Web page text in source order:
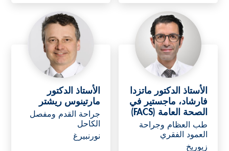
الأستاذ الدكتور
مارتينوس ريشتر
جراحة القدم ومفصل
الكاحل
نورنبيرغ
الأستاذ الدكتور ماتزدا
فارشاد، ماجستير في
الصحة العامة (FACS)
طب العظام وجراحة
العمود الفقري
زيوريخ